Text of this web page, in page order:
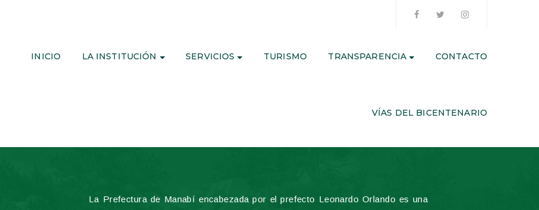
INICIO LA INSTITUCIÓN SERVICIOS TURISMO TRANSPARENCIA CONTACTO
VÍAS DEL BICENTENARIO
La Prefectura de Manabí encabezada por el prefecto Leonardo Orlando es una